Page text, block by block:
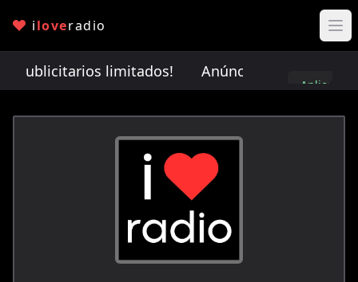
iloveradio
publicitarios limitados!Anúnciate con nosotros.
Aplica